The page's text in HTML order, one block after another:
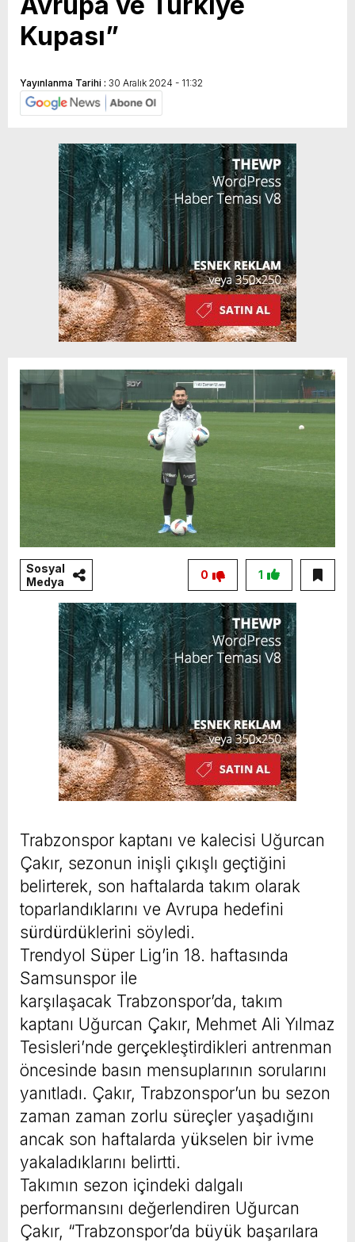
Kupası”
Yayınlanma Tarihi : 30 Aralık 2024 - 11:32
Sosyal
Medya
1
0
Trabzonspor kaptanı ve kalecisi Uğurcan
Çakır, sezonun inişli çıkışlı geçtiğini
belirterek, son haftalarda takım olarak
toparlandıklarını ve Avrupa hedefini
sürdürdüklerini söyledi.
Trendyol Süper Lig’in 18. haftasında
Samsunspor ile
karşılaşacak Trabzonspor’da, takım
kaptanı Uğurcan Çakır, Mehmet Ali Yılmaz
Tesisleri’nde gerçekleştirdikleri antrenman
öncesinde basın mensuplarının sorularını
yanıtladı. Çakır, Trabzonspor’un bu sezon
zaman zaman zorlu süreçler yaşadığını
ancak son haftalarda yükselen bir ivme
yakaladıklarını belirtti.
Takımın sezon içindeki dalgalı
performansını değerlendiren Uğurcan
Çakır, “Trabzonspor’da büyük başarılara